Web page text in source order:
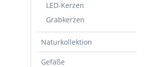
LED-Kerzen
Grabkerzen
Naturkollektion
Gefäße